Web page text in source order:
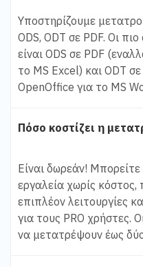
Υποστηρίζουμε
ODS, ODT σε PDF. Οι
είναι ODS σε PDF
το MS Excel) και ODT
OpenOffice για το MS
Πόσο κοστίζει η
Είναι δωρεάν!
εργαλεία χωρίς
επιπλέον λειτουργίες
για τους PRO χρήστες.
να μετατρέψουν έως